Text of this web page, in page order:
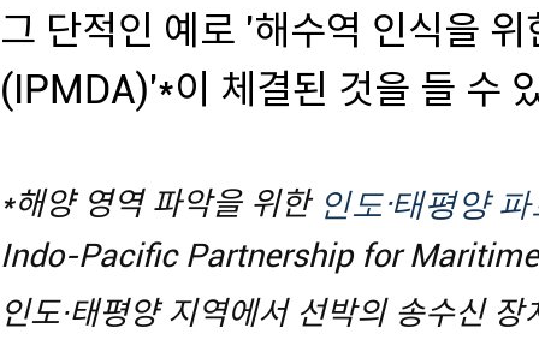
그 단적인 예로 '해수역 인식을
(IPMDA)'*이 체결된 것을 들 수
*해양 영역 파악을 위한 인도·태평양
Indo-Pacific Partnership for
인도·태평양 지역에서 선박의 송수신